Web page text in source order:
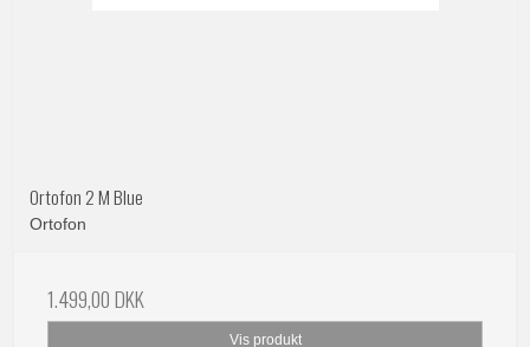
Ortofon 2 M Blue
Ortofon
1.499,00 DKK
Vis produkt